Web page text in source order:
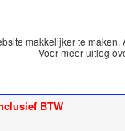
makkelijker te
Voor meer uitleg
BTW